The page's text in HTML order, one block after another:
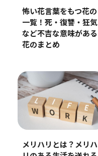
怖い花言葉をもつ花の
一覧！死・復讐・狂気
など不吉な意味がある
花のまとめ
メリハリとは？メリハ